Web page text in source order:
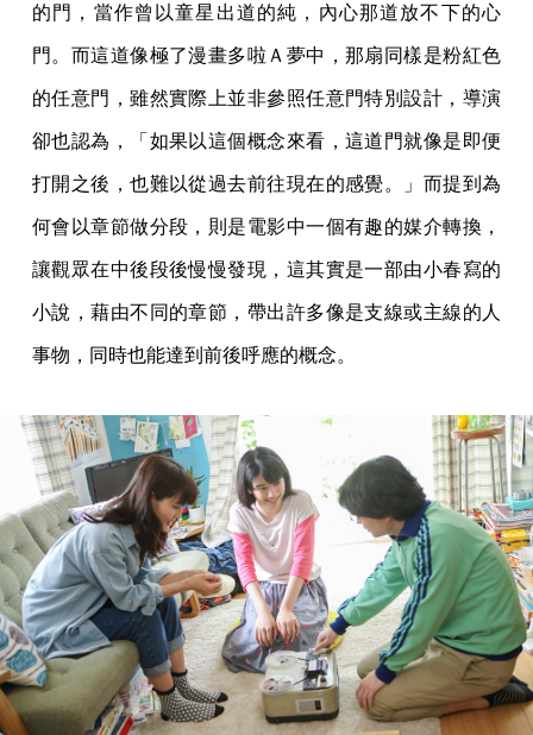
的門，當作曾以童星出道的純，內心那道放不下的心
門。而這道像極了漫畫多啦Ａ夢中，那扇同樣是粉紅色
的任意門，雖然實際上並非參照任意門特別設計，導演
卻也認為，「如果以這個概念來看，這道門就像是即便
打開之後，也難以從過去前往現在的感覺。」而提到為
何會以章節做分段，則是電影中一個有趣的媒介轉換，
讓觀眾在中後段後慢慢發現，這其實是一部由小春寫的
小說，藉由不同的章節，帶出許多像是支線或主線的人
事物，同時也能達到前後呼應的概念。